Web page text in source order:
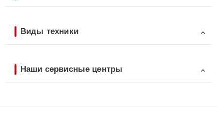
Виды техники
Наши сервисные центры